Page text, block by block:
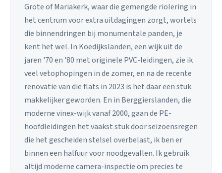
Grote of Mariakerk, waar die gemengde riolering in
het centrum voor extra uitdagingen zorgt, wortels
die binnendringen bij monumentale panden, je
kent het wel. In Koedijkslanden, een wijk uit de
jaren '70 en '80 met originele PVC-leidingen, zie ik
veel vetophopingen in de zomer, en na de recente
renovatie van die flats in 2023 is het daar een stuk
makkelijker geworden. En in Berggierslanden, die
moderne vinex-wijk vanaf 2000, gaan de PE-
hoofdleidingen het vaakst stuk door seizoensregen
die het gescheiden stelsel overbelast, ik ben er
binnen een halfuur voor noodgevallen. Ik gebruik
altijd moderne camera-inspectie om precies te